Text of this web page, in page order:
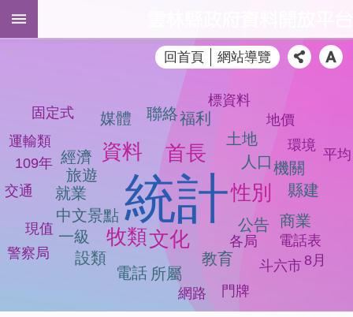
跳到主要內容區塊
全
部
料
檢
::: 回首頁 網站導覽
統計
文化
首長
性別
資料
牧類
人口
公告
旅遊
中文景點
教育
土地
就業
經濟
福利
所屬
一級
機關
聯絡
電話
商業
縣建
設類
媒體
環境
各局
網路
電話表
109年
現值
地價
斗六市
門牌
標資料
交通
運輸類
警察局
固定式
平均
8月